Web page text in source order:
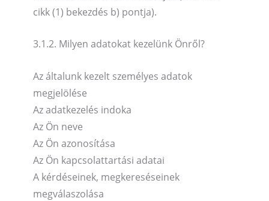
cikk (1) bekezdés b) pontja).
3.1.2. Milyen adatokat kezelünk Önről?
Az általunk kezelt személyes adatok
megjelölése
Az adatkezelés indoka
Az Ön neve
Az Ön azonosítása
Az Ön kapcsolattartási adatai
A kérdéseinek, megkereséseinek
megválaszolása